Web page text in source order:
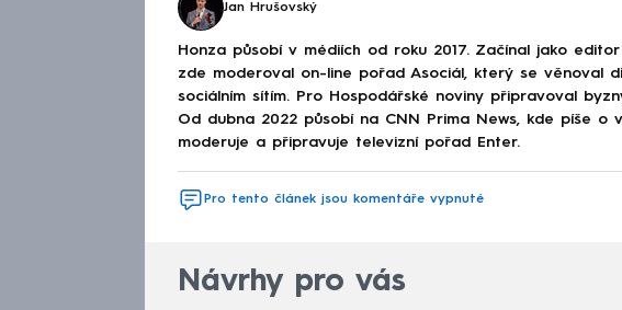
Jan Hrušovský
Honza působí v médiích od roku 2017. Začínal jako
zde moderoval on-line pořad Asociál, který se věnoval
sociálním sítím. Pro Hospodářské noviny připravoval
Od dubna 2022 působí na CNN Prima News, kde píše o
moderuje a připravuje televizní pořad Enter.
Pro tento článek jsou komentáře vypnuté
Návrhy pro vás